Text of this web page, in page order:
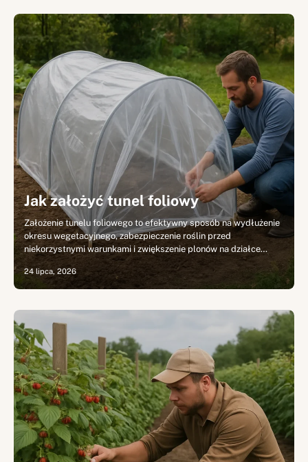
Jak założyć tunel foliowy
Założenie tunelu foliowego to efektywny sposób na wydłużenie
okresu wegetacyjnego, zabezpieczenie roślin przed
niekorzystnymi warunkami i zwiększenie plonów na działce…
24 lipca, 2026